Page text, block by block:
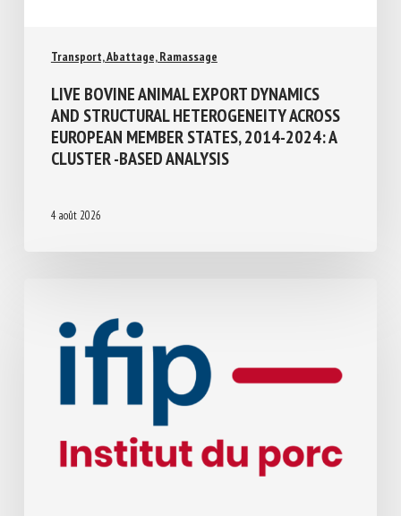
Transport, Abattage, Ramassage
LIVE BOVINE ANIMAL EXPORT DYNAMICS
AND STRUCTURAL HETEROGENEITY
ACROSS EUROPEAN MEMBER STATES,
2014-2024: A CLUSTER -BASED ANALYSIS
4 août 2026